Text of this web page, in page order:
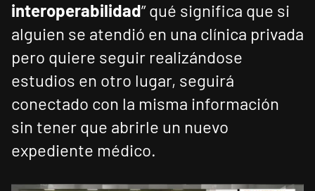
interoperabilidad” qué significa que si
alguien se atendió en una clínica privada
pero quiere seguir realizándose
estudios en otro lugar, seguirá
conectado con la misma información
sin tener que abrirle un nuevo
expediente médico.